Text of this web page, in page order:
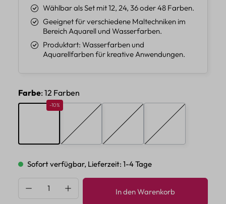
Wählbar als Set mit 12, 24, 36 oder 48 Farben.
Geeignet für verschiedene Maltechniken im
Bereich Aquarell und Wasserfarben.
Produktart: Wasserfarben und
Aquarellfarben für kreative Anwendungen.
Farbeauswählen
: 12 Farben
Rabatt 10%
-10%
(Diese Option ist zurzeit nicht verfügbar.)
(Diese Option ist zurzeit nicht
Sofort verfügbar, Lieferzeit: 1-4 Tage
Produkt Anzahl: Gib den gewünschten
In den Warenkorb